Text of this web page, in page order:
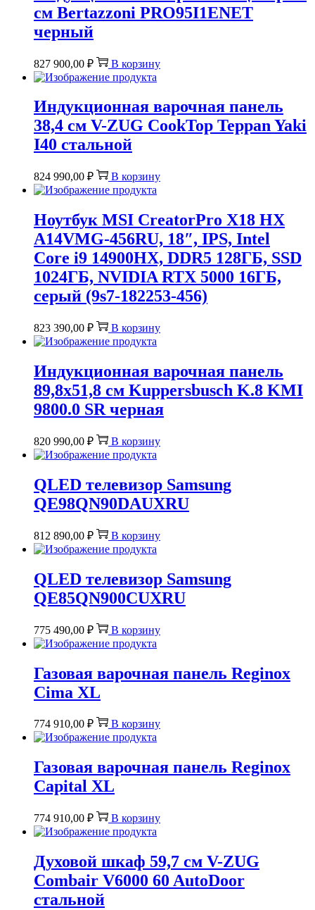
см Bertazzoni PRO95I1ENET
черный
827 900,00 ₽ В корзину
Индукционная варочная панель
38,4 см V-ZUG CookTop Teppan Yaki
I40 стальной
824 990,00 ₽ В корзину
Ноутбук MSI CreatorPro X18 HX
A14VMG-456RU, 18″, IPS, Intel
Core i9 14900HX, DDR5 128ГБ, SSD
1024ГБ, NVIDIA RTX 5000 16ГБ,
серый (9s7-182253-456)
823 390,00 ₽ В корзину
Индукционная варочная панель
89,8х51,8 см Kuppersbusch K.8 KMI
9800.0 SR черная
820 990,00 ₽ В корзину
QLED телевизор Samsung
QE98QN90DAUXRU
812 890,00 ₽ В корзину
QLED телевизор Samsung
QE85QN900CUXRU
775 490,00 ₽ В корзину
Газовая варочная панель Reginox
Cima XL
774 910,00 ₽ В корзину
Газовая варочная панель Reginox
Capital XL
774 910,00 ₽ В корзину
Духовой шкаф 59,7 см V-ZUG
Combair V6000 60 AutoDoor
стальной